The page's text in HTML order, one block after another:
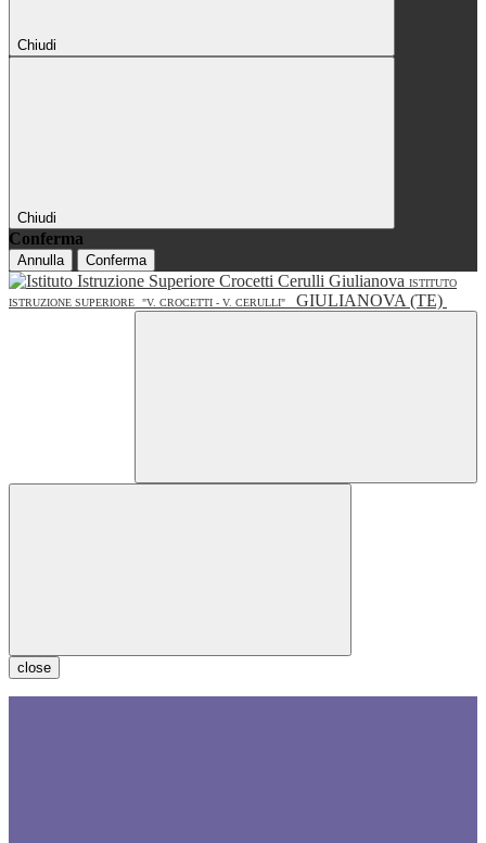
Chiudi
Chiudi
Conferma
Annulla Conferma
ISTITUTO
ISTRUZIONE SUPERIORE
"V. CROCETTI - V. CERULLI" GIULIANOVA (TE)
close